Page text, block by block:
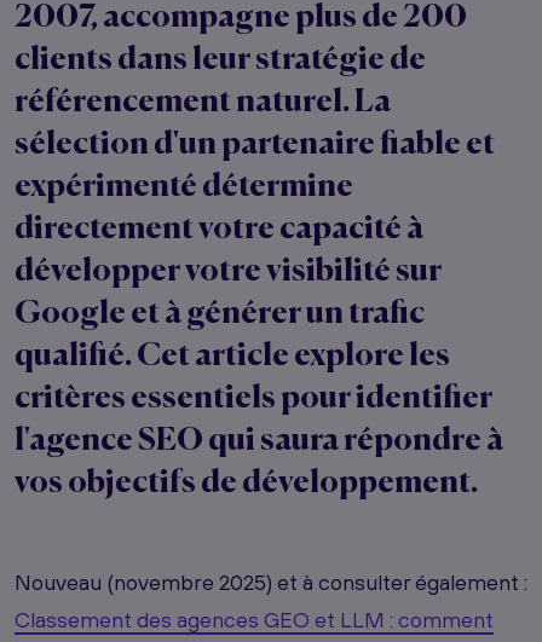
2007, accompagne plus de 200
clients dans leur stratégie de
référencement naturel. La
sélection d'un partenaire fiable et
expérimenté détermine
directement votre capacité à
développer votre visibilité sur
Google et à générer un trafic
qualifié. Cet article explore les
critères essentiels pour identifier
l'agence SEO qui saura répondre à
vos objectifs de développement.
Nouveau (novembre 2025) et à consulter également :
Classement des agences GEO et LLM : comment